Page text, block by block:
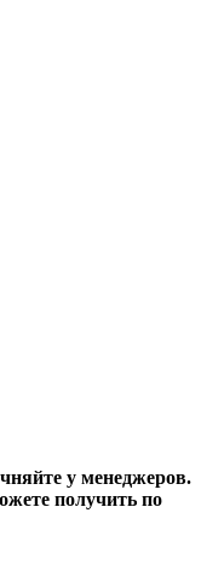
у менеджеров.
получить по